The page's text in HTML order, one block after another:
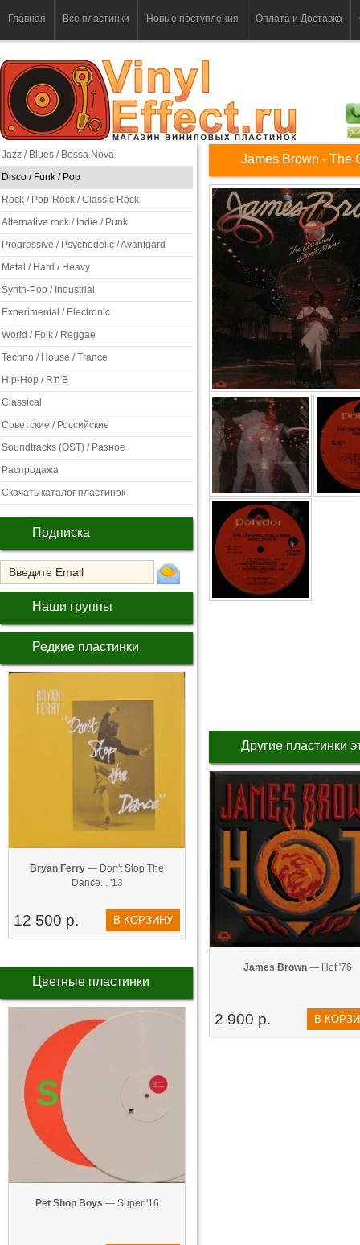
Главная Все пластинки Новые поступления Оплата и Доставка
Jazz / Blues / Bossa Nova
Disco / Funk / Pop
Rock / Pop-Rock / Classic Rock
Alternative rock / Indie / Punk
Progressive / Psychedelic / Avantgard
Metal / Hard / Heavy
Synth-Pop / Industrial
Experimental / Electronic
World / Folk / Reggae
Techno / House / Trance
Hip-Hop / R'n'B
Classical
Советские / Российские
Soundtracks (OST) / Разное
Распродажа
Скачать каталог пластинок
Подписка
Наши группы
Редкие пластинки
Bryan Ferry — Don't Stop The
Dance... '13
12 500 р. В КОРЗИНУ
Цветные пластинки
Pet Shop Boys — Super '16
James Brown - The
Другие пластинки
James Brown — Hot '76
2 900 р. В